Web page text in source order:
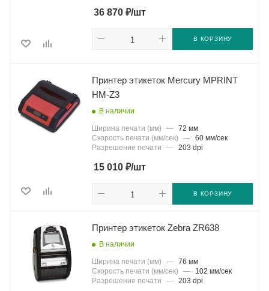
36 870 ₽/шт
В КОРЗИНУ
Принтер этикеток Mercury MPRINT
HM-Z3
В наличии
Ширина печати (мм) — 72 мм
Скорость печати (мм/сек)
— 60 мм/сек
Разрешение печати
— 203 dpi
15 010 ₽/шт
В КОРЗИНУ
Принтер этикеток Zebra ZR638
В наличии
Ширина печати (мм) — 76 мм
Скорость печати (мм/сек)
—
102 мм/сек
Разрешение печати
— 203 dpi